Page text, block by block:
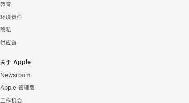
教育
环境责任
隐私
供应链
关于 Apple
Newsroom
Apple 管理层
工作机会